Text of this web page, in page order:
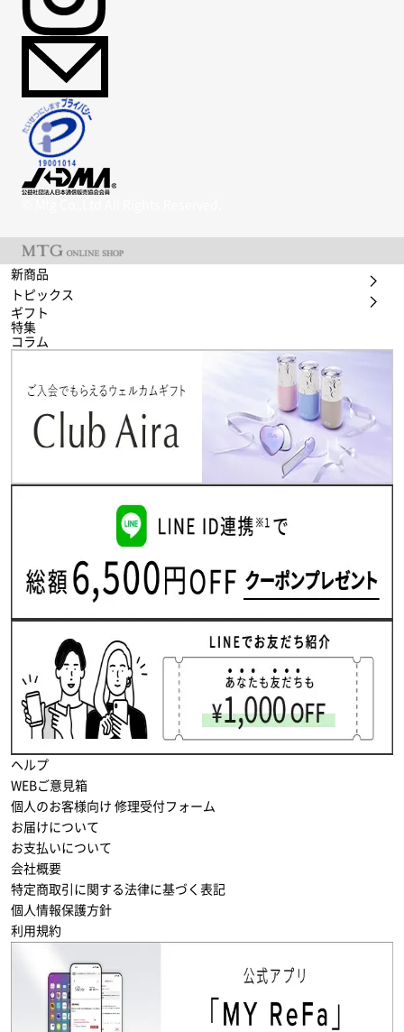
新商品
トピックス
ギフト
特集
コラム
ヘルプ
WEBご意見箱
個人のお客様向け 修理受付フォーム
お届けについて
お支払いについて
会社概要
特定商取引に関する法律に基づく表記
個人情報保護方針
利用規約